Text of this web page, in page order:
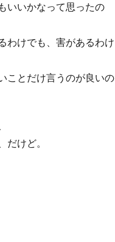
いいかなって思ったの
わけでも、害があるわけ
ことだけ言うのが良いの
けど。